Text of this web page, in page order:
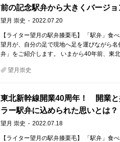
前の記念駅弁から大きくバージョ
望月 崇史 2022.07.20
【ライター望月の駅弁膝栗毛】 「駅弁」食
望月が、自分の足で現地へ足を運びながら
弁」をご紹介します。 いまから40年前、東
望月崇史
東北新幹線開業40周年！ 開業と
ラー駅弁に込められた思いとは？
望月 崇史 2022.07.18
【ライター望月の駅弁膝栗毛】 「駅弁」食